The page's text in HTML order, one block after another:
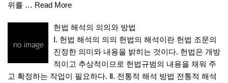
위를 … Read More
헌법 해석의 의의와 방법
Ⅰ. 헌법 해석의 의의 헌법의 해석이란 헌법 조문의
진정한 의미와 내용을 밝히는 것이다. 헌법은 개방
적이고 추상적이므로 헌법규범의 내용을 채워 주
고 확정하는 작업이 필요하다. Ⅱ. 전통적 해석 방법 전통적 해석